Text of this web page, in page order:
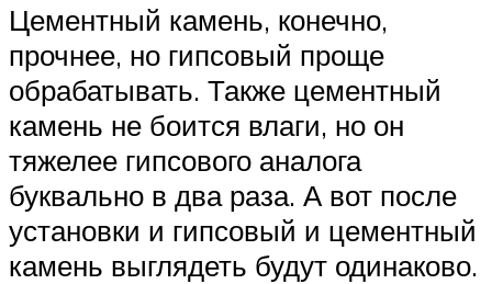
Цементный камень, конечно,
прочнее, но гипсовый проще
обрабатывать. Также цементный
камень не боится влаги, но он
тяжелее гипсового аналога
буквально в два раза. А вот после
установки и гипсовый и цементный
камень выглядеть будут одинаково.